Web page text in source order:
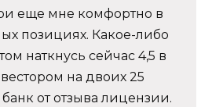
еще мне комфортно в
позициях. Какое-либо
наткнусь сейчас 4,5 в
на двоих 25
от отзыва лицензии.